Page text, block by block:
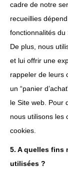
cadre de notre
recueillies
fonctionnalités du
De plus, nous
et lui offrir une
rappeler de leurs
un “panier
le Site web. Pour
nous utilisons les
cookies.
5. A quelles fins
utilisées ?